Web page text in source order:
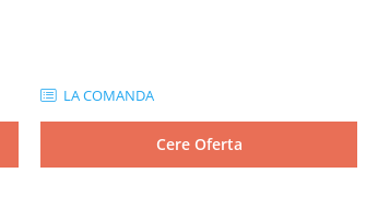
LA COMANDA
Cere Oferta